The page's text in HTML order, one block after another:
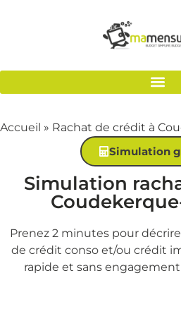
Accueil » Rachat de crédit à
Simulation
Simulation
Prenez 2 minutes pour
de crédit conso et/ou crédit
rapide et sans